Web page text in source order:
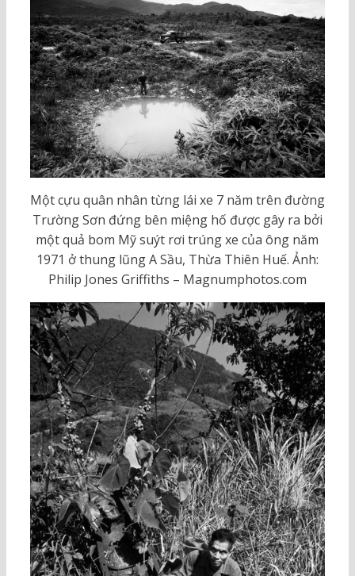
Một cựu quân nhân từng lái xe 7 năm trên đường
Trường Sơn đứng bên miệng hố được gây ra bởi
một quả bom Mỹ suýt rơi trúng xe của ông năm
1971 ở thung lũng A Sầu, Thừa Thiên Huế. Ảnh:
Philip Jones Griffiths – Magnumphotos.com